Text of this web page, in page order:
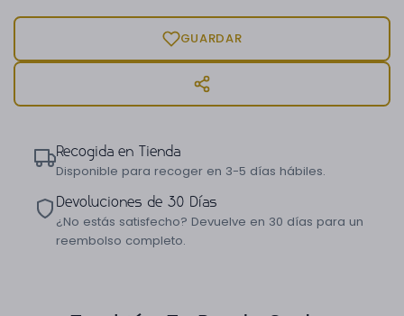
GUARDAR
Recogida en Tienda
Disponible para recoger en 3-5 días hábiles.
Devoluciones de 30 Días
¿No estás satisfecho? Devuelve en 30 días para un
reembolso completo.